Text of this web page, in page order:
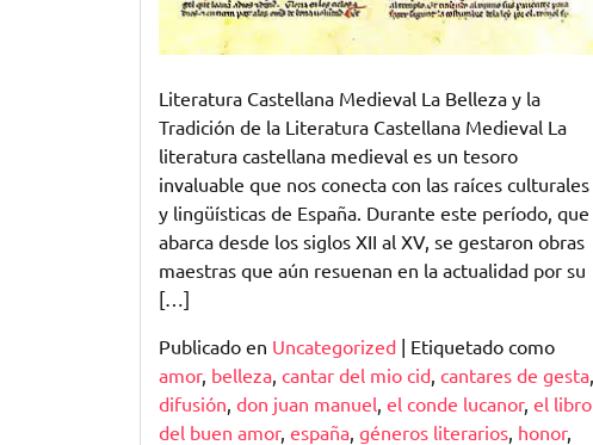
Literatura Castellana Medieval La Belleza y la
Tradición de la Literatura Castellana Medieval La
literatura castellana medieval es un tesoro
invaluable que nos conecta con las raíces culturales
y lingüísticas de España. Durante este período, que
abarca desde los siglos XII al XV, se gestaron obras
maestras que aún resuenan en la actualidad por su
[…]
Publicado en Uncategorized | Etiquetado como
amor, belleza cantar del mio cid cantares de gesta
difusión don juan manuel el conde lucanor, el libro
del buen amor, españa géneros literarios honor,